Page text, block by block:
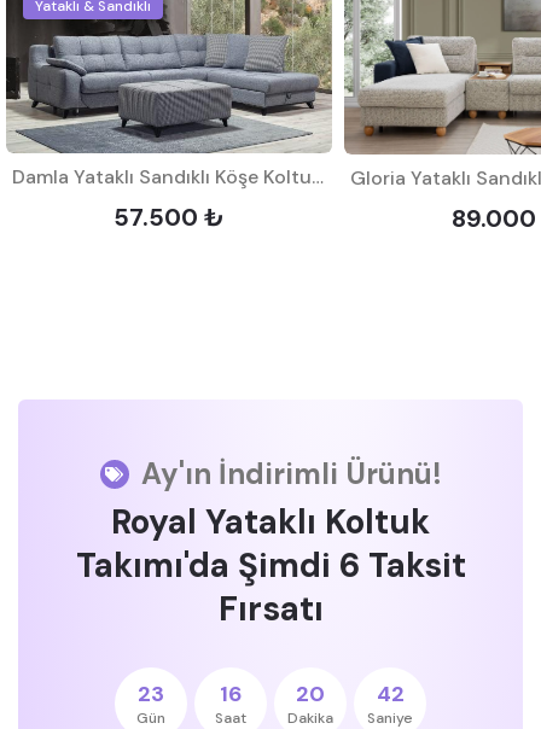
Yataklı & Sandıklı
Damla Yataklı Sandıklı Köşe Koltuk Takımı
57.500 ₺
Ay'ın İndirimli Ürünü!
Royal Yataklı Koltuk
Takımı'da Şimdi 6 Taksit
Fırsatı
23
Gün
16
Saat
20
Dakika
42
Saniye